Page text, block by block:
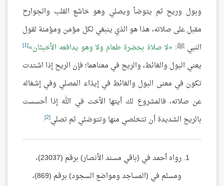
وبول وريح ثم يتوضأ ويصلي وهو خاشع القلب والجوارح
مقبل على صلاته، هذا هو الذي ينبغي لكل مؤمن ومؤمنة لقول
النبي ﷺ: لا صلاة بحضرة طعام ولا وهو يدافعه الأخبثان [1]
يعني البول والغائط، والريح في معناهما؛ فإن الريح إذا اشتدت
تكون في معنى البول والغائط في إيذاء المصلي وفي إشغاله
عن صلاته، فالمشروع لك أيتها الأخت في الله إذا أحسست
بالريح الشديدة أن تتخلصي منها وتتوضئي ثم تصلي[2]
.
رواه أحمد في (باقي مسند الأنصار) برقم (23037)،
ومسلم في (المساجد ومواضع السجود) برقم (869)،